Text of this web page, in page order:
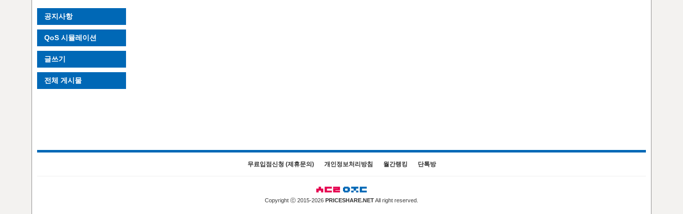
공지사항
QoS 시뮬레이션
글쓰기
전체 게시물
무료입점신청 (제휴문의) 개인정보처리방침 월간랭킹 단톡방
Copyright ⓒ 2015-2026 PRICESHARE.NETAll right reserved.